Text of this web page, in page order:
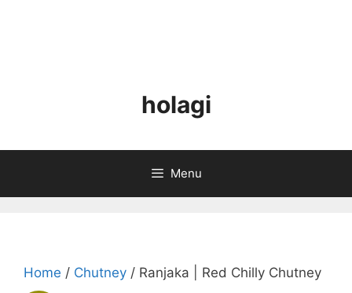
holagi
Menu
Home / Chutney / Ranjaka | Red Chilly Chutney